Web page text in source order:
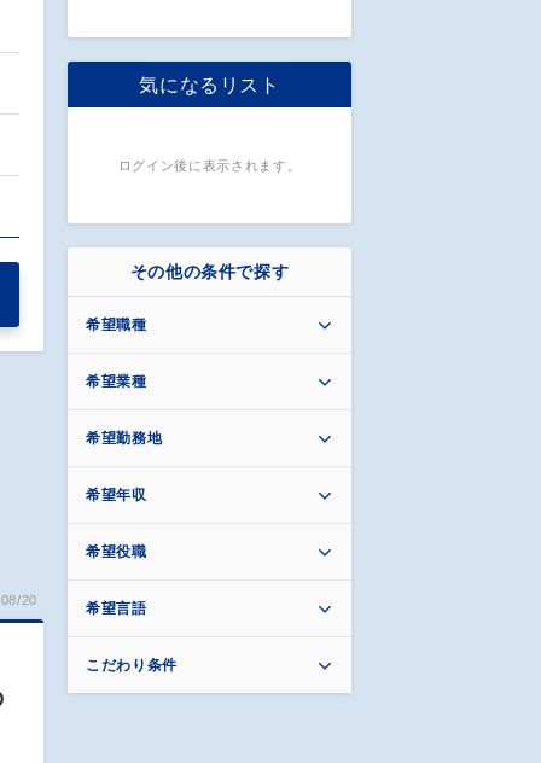
20
気になるリスト
ログイン後に表示されます。
その他の条件で探す
希望職種
希望業種
希望勤務地
希望年収
希望役職
希望言語
こだわり条件